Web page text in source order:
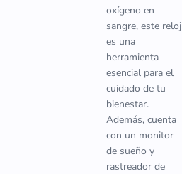
oxígeno en
sangre, este reloj
es una
herramienta
esencial para el
cuidado de tu
bienestar.
Además, cuenta
con un monitor
de sueño y
rastreador de